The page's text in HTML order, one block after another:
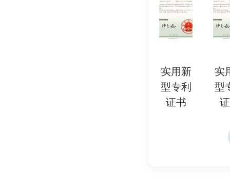
- 进入欧盟、美国、
REACH、FDA、GB
2. 健康与安全：
成健康危害。
3. 环境保护：
- 减少酚类化合物
实用新
型专利
证书
实
型